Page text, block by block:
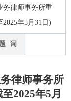
务律师事务所重
年5月31日)
词
律师事务所
2025年5月